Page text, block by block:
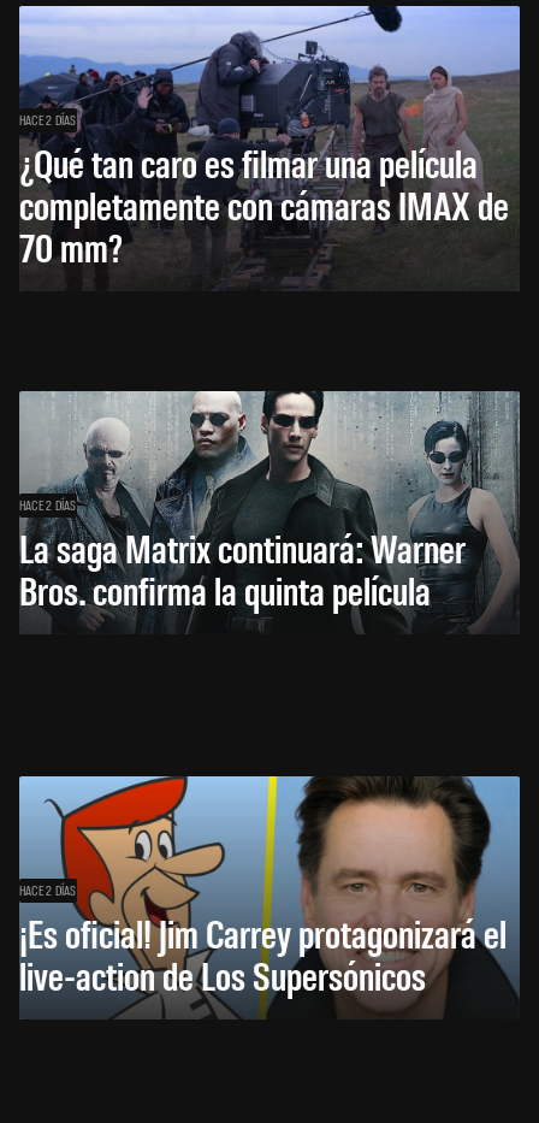
HACE 2 DÍAS
¿Qué tan caro es filmar una película
completamente con cámaras IMAX de
70 mm?
HACE 2 DÍAS
La saga Matrix continuará: Warner
Bros. confirma la quinta película
HACE 2 DÍAS
¡Es oficial! Jim Carrey protagonizará el
live-action de Los Supersónicos